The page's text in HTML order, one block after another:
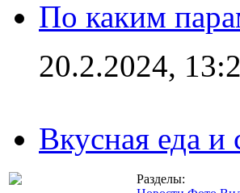
По каким
20.2.2024,
Вкусная еда и
Разделы: